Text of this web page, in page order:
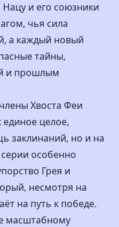
Нацу и его союзники
чья сила
а каждый новый
тайны,
и прошлым
Хвоста Феи
единое целое,
заклинаний, но и на
серии особенно
Грея и
несмотря на
на путь к победе.
масштабному